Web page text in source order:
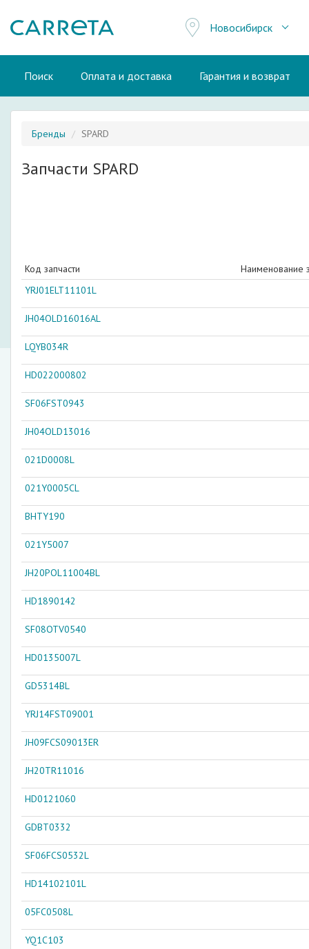
Новосибирск
Поиск Оплата и доставка Гарантия и возврат
Бренды SPARD
Запчасти SPARD
Код запчасти
Наименование
YRJ01ELT11101L
JH04OLD16016AL
LQYB034R
HD022000802
SF06FST0943
JH04OLD13016
021D0008L
021Y0005CL
BHTY190
021Y5007
JH20POL11004BL
HD1890142
SF08OTV0540
HD0135007L
GD5314BL
YRJ14FST09001
JH09FCS09013ER
JH20TR11016
HD0121060
GDBT0332
SF06FCS0532L
HD14102101L
05FC0508L
YQ1C103